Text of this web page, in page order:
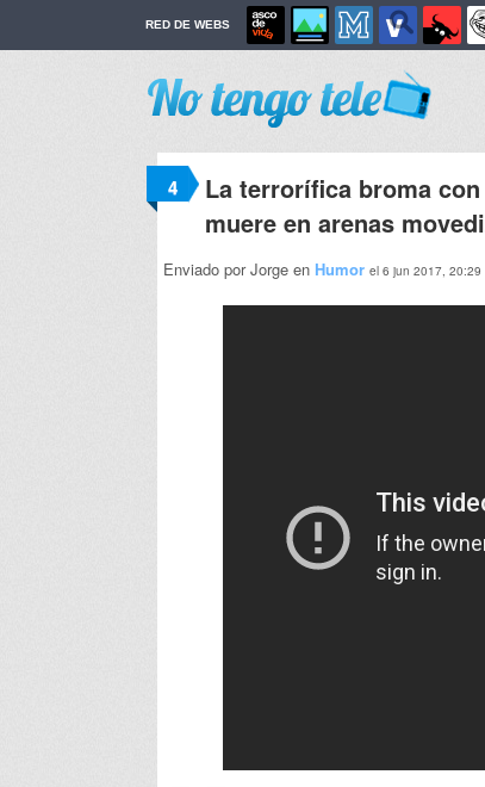
RED DE WEBS
4
La terrorífica broma
muere en arenas
Enviado por Jorge en Humor el 6 jun 2017, 20:29